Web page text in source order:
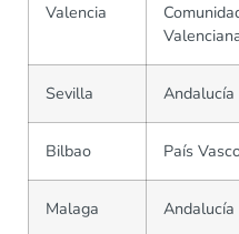
Valencia
Sevilla Andalucía
Bilbao País
Malaga Andalucía